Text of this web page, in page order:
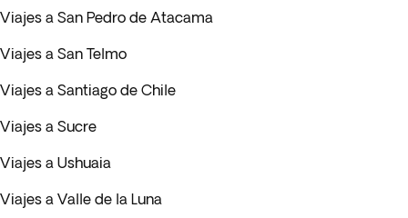
Viajes a San Pedro de Atacama
Viajes a San Telmo
Viajes a Santiago de Chile
Viajes a Sucre
Viajes a Ushuaia
Viajes a Valle de la Luna